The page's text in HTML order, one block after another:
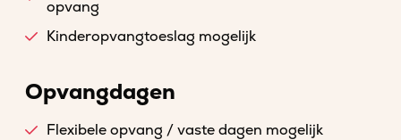
opvang
Kinderopvangtoeslag mogelijk
Opvangdagen
Flexibele opvang / vaste dagen mogelijk